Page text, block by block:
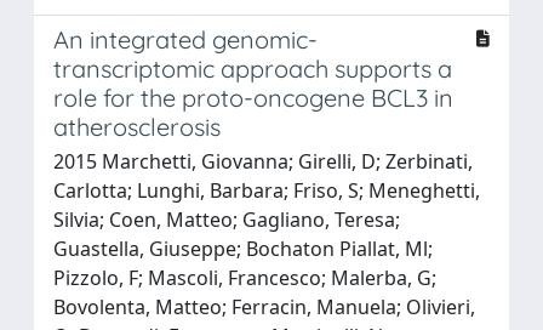
An integrated genomic-
transcriptomic approach supports a
role for the proto-oncogene BCL3 in
atherosclerosis
2015 Marchetti, Giovanna; Girelli, D; Zerbinati,
Carlotta; Lunghi, Barbara; Friso, S; Meneghetti,
Silvia; Coen, Matteo; Gagliano, Teresa;
Guastella, Giuseppe; Bochaton Piallat, Ml;
Pizzolo, F; Mascoli, Francesco; Malerba, G;
Bovolenta, Matteo; Ferracin, Manuela; Olivieri,